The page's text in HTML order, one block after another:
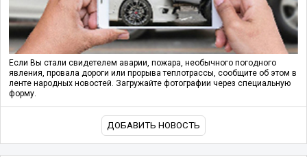
Если Вы стали свидетелем аварии, пожара, необычного погодного
явления, провала дороги или прорыва теплотрассы, сообщите об этом в
ленте народных новостей. Загружайте фотографии через специальную
форму.
ДОБАВИТЬ НОВОСТЬ